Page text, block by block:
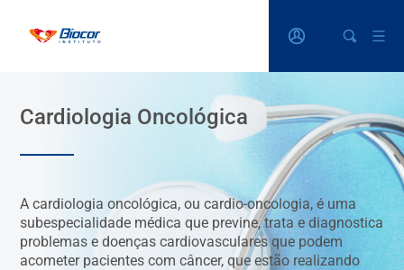
Cardiologia Oncológica
A cardiologia oncológica, ou cardio-oncologia, é uma
subespecialidade médica que previne, trata e diagnostica
problemas e doenças cardiovasculares que podem
acometer pacientes com câncer, que estão realizando